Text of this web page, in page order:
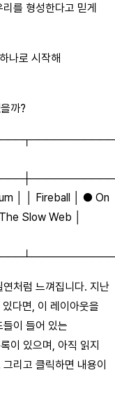
를 형성한다고 믿게
나로 시작해
까?
│ │ Fireball │ ● On
Slow Web │
처럼 느껴집니다. 지난
다면, 이 레이아웃을
이 들어 있는
이 있으며, 아직 읽지
리고 클릭하면 내용이